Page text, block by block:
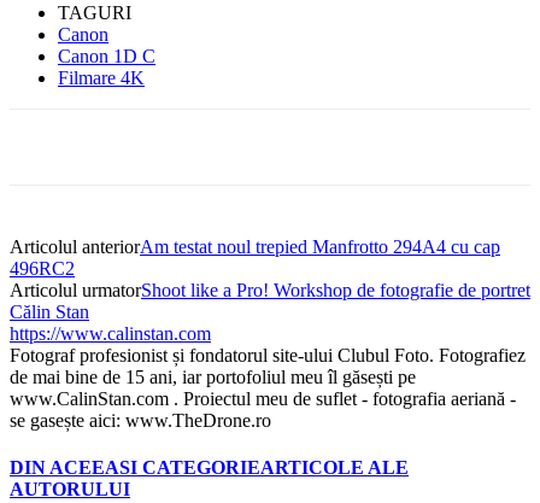
TAGURI
Canon
Canon 1D C
Filmare 4K
Articolul anteriorAm testat noul trepied Manfrotto 294A4 cu cap
496RC2
Articolul urmatorShoot like a Pro! Workshop de fotografie de portret
Călin Stan
https://www.calinstan.com
Fotograf profesionist și fondatorul site-ului Clubul Foto. Fotografiez
de mai bine de 15 ani, iar portofoliul meu îl găsești pe
www.CalinStan.com . Proiectul meu de suflet - fotografia aeriană -
se gasește aici: www.TheDrone.ro
DIN ACEEASI CATEGORIEARTICOLE ALE
AUTORULUI